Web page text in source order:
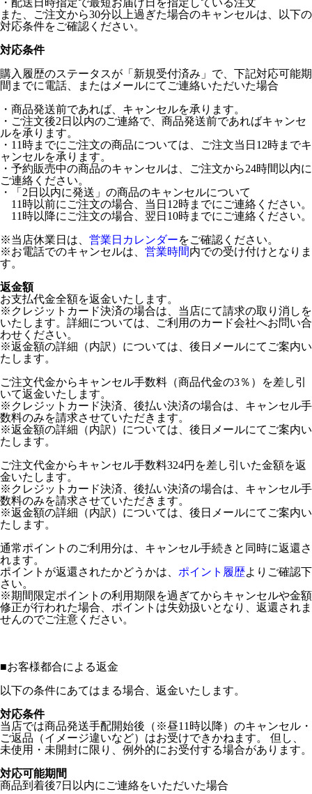
・配送日時指定で最短お届け日を指定している注文
また、ご注文から30分以上過ぎた場合のキャンセルは、以下の
対応条件をご確認ください。
対応条件
購入履歴のステータスが「新規受付済み」で、下記対応可能期
間までに電話、またはメールにてご連絡いただいた場合
・商品発送前であれば、キャンセルを承ります。
・ご注文後2日以内のご連絡で、商品発送前であればキャンセ
ルを承ります。
・11時までにご注文の商品については、ご注文当日12時までキ
ャンセルを承ります。
・予約販売中の商品のキャンセルは、ご注文から24時間以内に
ご連絡ください。
・「2日以内に発送」の商品のキャンセルについて
11時以前にご注文の場合、当日12時までにご連絡ください。
11時以降にご注文の場合、翌日10時までにご連絡ください。
※当店休業日は、 営業日カレンダーをご確認ください。
※お電話でのキャンセルは、 営業時間内での受け付けとなりま
す。
返金額
お支払代金全額を返金いたします。
※クレジットカード決済の場合は、当店にて請求の取り消しを
いたします。詳細については、ご利用のカード会社へお問い合
わせください。
※返金額の詳細（内訳）については、後日メールにてご案内い
たします。
ご注文代金からキャンセル手数料（商品代金の3％）を差し引
いて返金いたします。
※クレジットカード決済、後払い決済の場合は、キャンセル手
数料のみを請求させていただきます。
※返金額の詳細（内訳）については、後日メールにてご案内い
たします。
ご注文代金からキャンセル手数料324円を差し引いた金額を返
金いたします。
※クレジットカード決済、後払い決済の場合は、キャンセル手
数料のみを請求させていただきます。
※返金額の詳細（内訳）については、後日メールにてご案内い
たします。
通常ポイントのご利用分は、キャンセル手続きと同時に返還さ
れます。
ポイントが返還されたかどうかは、 ポイント履歴よりご確認下
さい。
※期間限定ポイントの利用期限を過ぎてからキャンセルや金額
修正が行われた場合、ポイントは失効扱いとなり、返還されま
せんのでご注意ください。
■お客様都合による返金
以下の条件にあてはまる場合、返金いたします。
対応条件
当店では商品発送手配開始後（※昼11時以降）のキャンセル・
ご返品（イメージ違いなど）はお受けできかねます。 但し、
未使用・未開封に限り、例外的にお受付する場合があります。
対応可能期間
商品到着後7日以内にご連絡をいただいた場合